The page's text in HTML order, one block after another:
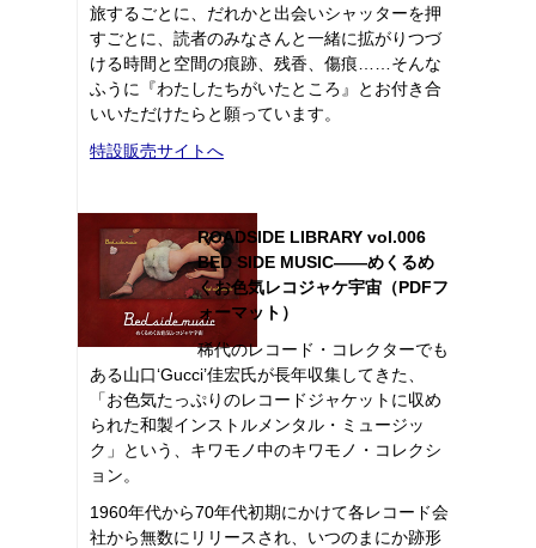
旅するごとに、だれかと出会いシャッターを押
すごとに、読者のみなさんと一緒に拡がりつづ
ける時間と空間の痕跡、残香、傷痕……そんな
ふうに『わたしたちがいたところ』とお付き合
いいただけたらと願っています。
特設販売サイトへ
ROADSIDE LIBRARY vol.006
BED SIDE MUSIC――めくるめ
くお色気レコジャケ宇宙（PDFフ
ォーマット）
稀代のレコード・コレクターでも
ある山口‘Gucci’佳宏氏が長年収集してきた、
「お色気たっぷりのレコードジャケットに収め
られた和製インストルメンタル・ミュージッ
ク」という、キワモノ中のキワモノ・コレクシ
ョン。
1960年代から70年代初期にかけて各レコード会
社から無数にリリースされ、いつのまにか跡形